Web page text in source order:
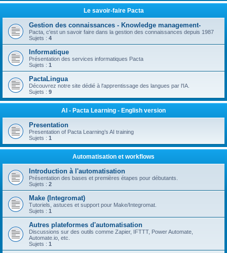
Le savoir-faire Pacta
Gestion des connaissances - Knowledge management-
Pacta, c'est un savoir faire dans la gestion des connaissances depuis 1987
Sujets : 4
Informatique
Présentation des services informatiques Pacta
Sujets : 1
PactaLingua
Découvrez notre site dédié à l'apprentissage des langues par l'IA.
Sujets : 9
AI - Pacta Learning - English version
Presentation
Presentation of Pacta Learning’s AI training
Sujets : 1
Automatisation et workflows
Introduction à l'automatisation
Présentation des bases et premières étapes pour débutants.
Sujets : 2
Make (Integromat)
Tutoriels, astuces et support pour Make/Integromat.
Sujets : 1
Autres plateformes d'automatisation
Discussions sur des outils comme Zapier, IFTTT, Power Automate,
Automate.io, etc.
Sujets : 1